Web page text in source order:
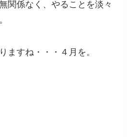
関係なく、やることを淡々
ますね・・・４月を。